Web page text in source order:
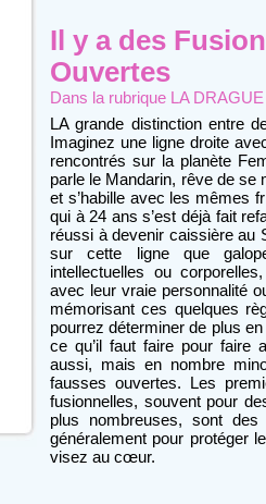
Il y a des
Ouvertes
Dans la rubrique LA
LA grande distinction entre
Imaginez une ligne droite
rencontrés sur la planète
parle le Mandarin, rêve de se
et s’habille avec les mêmes
qui à 24 ans s’est déjà fait
réussi à devenir caissière au
sur cette ligne que
intellectuelles ou
avec leur vraie personnalité
mémorisant ces quelques
pourrez déterminer de plus
ce qu’il faut faire pour faire
aussi, mais en nombre
fausses ouvertes. Les
fusionnelles, souvent pour
plus nombreuses, sont
généralement pour protéger
visez au cœur.